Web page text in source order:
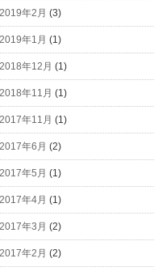
2019年2月 (3)
2019年1月 (1)
2018年12月 (1)
2018年11月 (1)
2017年11月 (1)
2017年6月 (2)
2017年5月 (1)
2017年4月 (1)
2017年3月 (2)
2017年2月 (2)